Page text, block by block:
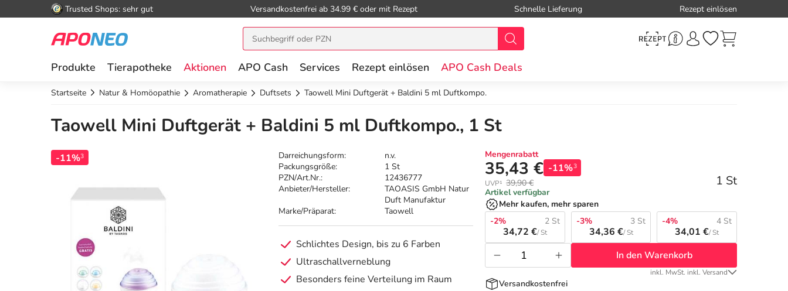
Trusted Shops: sehr gut Versandkostenfrei ab 34.99 € oder mit Rezept Schnelle Lieferung Rezept einlösen
Produkte Tierapotheke Aktionen APO Cash Services Rezept einlösen APO Cash Deals
Startseite Natur & Homöopathie Aromatherapie Duftsets Taowell Mini Duftgerät + Baldini 5 ml Duftkompo.
Taowell Mini Duftgerät + Baldini 5 ml Duftkompo., 1 St
-11%3 Darreichungsform:
n.v.
Packungsgröße:
1 St
PZN/Art.Nr.:
12436777
Anbieter/Hersteller:
TAOASIS GmbH Natur
Duft Manufaktur
Marke/Präparat:
Taowell
Schlichtes Design, bis zu 6 Farben
Ultraschallverneblung
Besonders feine Verteilung im Raum
Mengenrabatt
35,43 € -11%3
UVP¹ 39,90 € 1 St
Artikel verfügbar
Mehr kaufen, mehr sparen
-2%
2 St
34,72 €/ St
-3% 3 St
34,36 €/ St
-4% 4 St
34,01 €/ St
In den Warenkorb
inkl. MwSt. inkl. Versand
Versandkostenfrei